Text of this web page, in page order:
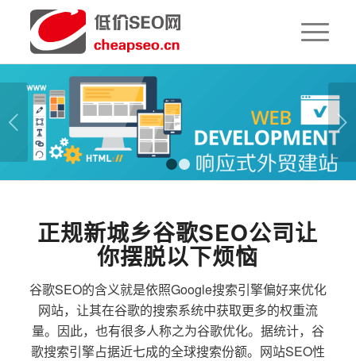
下一页
1 2
正规新城乡谷歌SEO公司让
你摆脱以下烦恼
谷歌SEO的含义就是依照Google搜索引擎偏好来优化
网站，让其在谷歌的搜索系统中获取更多的权重流
量。因此，也有很多人称之为谷歌优化。据统计，谷
歌搜索引擎占据近七成的全球搜索份额。网站SEO性